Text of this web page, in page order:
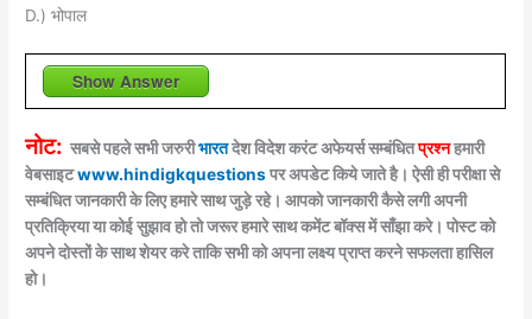
D.) भोपाल
Show Answer
नोट: सबसे पहले सभी जरुरीभारतदेश विदेश करंट अफेयर्स सम्बंधितप्रश्नहमारी
वेबसाइटwww.hindigkquestionsपर अपडेट किये जाते है। ऐसी ही परीक्षा से
सम्बंधित जानकारी के लिए हमारे साथ जुड़े रहे। आपको जानकारी कैसे लगी अपनी
प्रतिक्रिया या कोई सुझाव हो तो जरूर हमारे साथ कमेंट बॉक्स में साँझा करे। पोस्ट को
अपने दोस्तों के साथ शेयर करे ताकि सभी को अपना लक्ष्य प्राप्त करने सफलता हासिल
हो।